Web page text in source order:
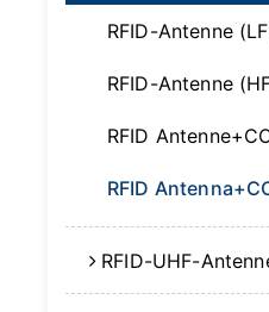
RFID-Antenne
RFID-Antenne
RFID
RFID
RFID-UHF-